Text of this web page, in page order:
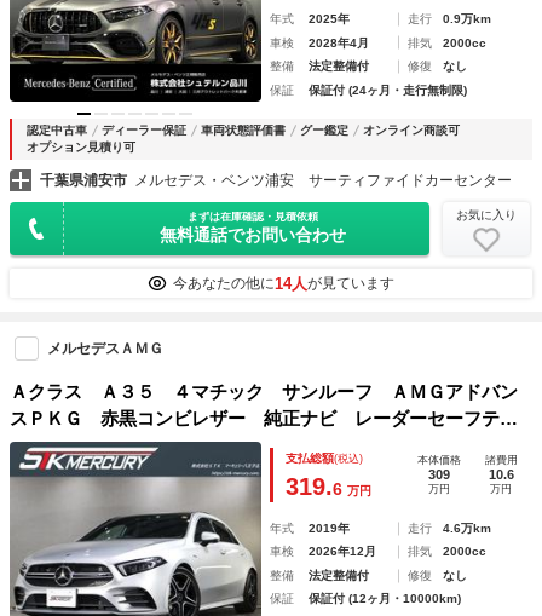
年式 2025年 走行
0.9万km
車検
2028年4月 排気
2000cc
整備
法定整備付 修復
なし
保証
保証付 (24ヶ月・走行無制限)
認定中古車 ディーラー保証 車両状態評価書 グー鑑定
オンライン商談可
オプション見積り可
千葉県浦安市 メルセデス・ベンツ浦安 サーティファイドカーセンター
まずは在庫確認・見積依頼
無料通話でお問い合わせ
お気に入り
今あなたの他に14人が見ています
メルセデスＡＭＧ
Ａクラス Ａ３５ ４マチック サンルーフ ＡＭＧアドバン
スＰＫＧ 赤黒コンビレザー 純正ナビ レーダーセーフテ
ィ 地デジ 全方位カメラ ヘッドＵＰＤ Ｂｌｕｅｔｏｏｔ
ｈ
支払総額(税込)
319.6 万円
本体価格
309
万円
諸費用
10.6
万円
年式 2019年 走行
4.6万km
車検
2026年12月 排気
2000cc
整備
法定整備付 修復
なし
保証
保証付 (12ヶ月・10000km)